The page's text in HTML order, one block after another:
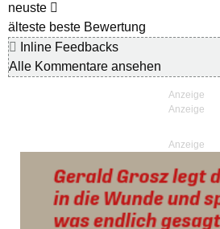
neuste
älteste beste Bewertung
Inline Feedbacks
Alle Kommentare ansehen
Anzeige